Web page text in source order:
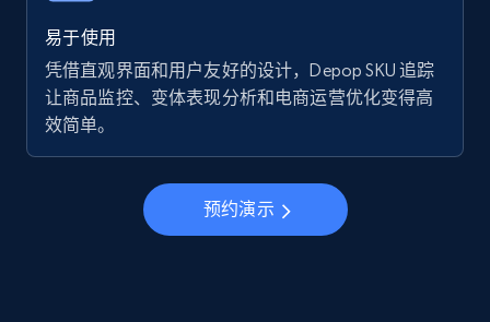
specific keywords
URL, Final price, Sku, Currency, Gtin,
Specifications, Image urls, Top reviews, and
more.
立即开始
易于使用
凭借直观界面和用户友好的设计，Depop SKU 追踪
让商品监控、变体表现分析和电商运营优化变得高
效简单。
预约演示